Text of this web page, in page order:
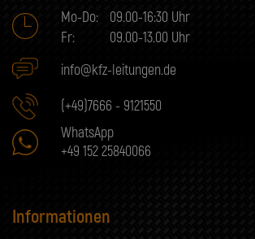
Mo-Do:
09.00-16:30 Uhr
Fr:
09.00-13.00 Uhr
info@kfz-leitungen.de
(+49)7666 - 9121550
WhatsApp
+49 152 25840066
Informationen